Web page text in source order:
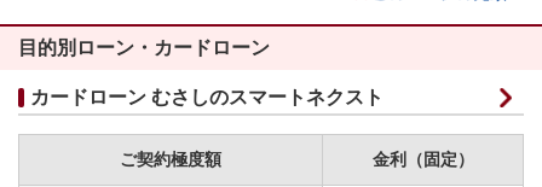
目的別ローン・カードローン
カードローン むさしのスマートネクスト
ご契約極度額 金利（固定）